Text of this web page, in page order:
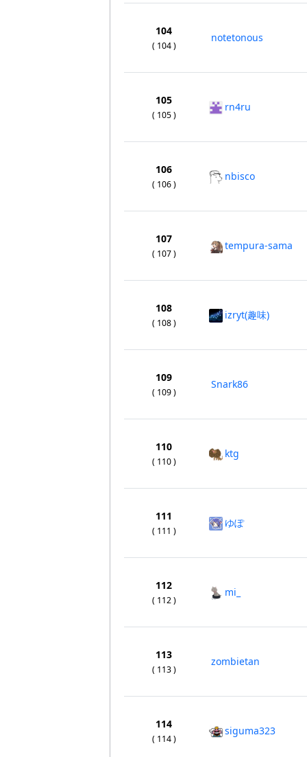
104
( 104 )
notetonous
105
( 105 )
rn4ru
106
( 106 )
nbisco
107
( 107 )
tempura-sama
108
( 108 )
izryt(趣味)
109
( 109 )
Snark86
110
( 110 )
ktg
111
( 111 )
ゆぽ
112
( 112 )
mi_
113
( 113 )
zombietan
114
( 114 )
siguma323